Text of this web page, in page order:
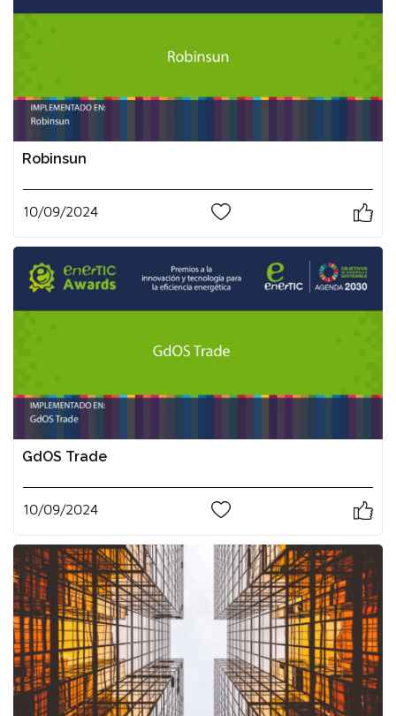
Robinsun
10/09/2024
GdOS Trade
10/09/2024